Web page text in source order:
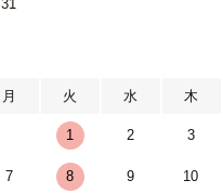
31
月 火 水 木
1 2 3
7 8 9 10